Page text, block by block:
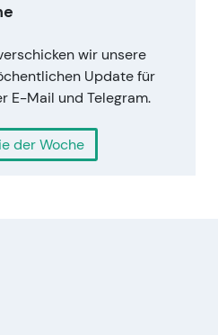
wir unsere
Update für
E-Mail und Telegram.
der Woche